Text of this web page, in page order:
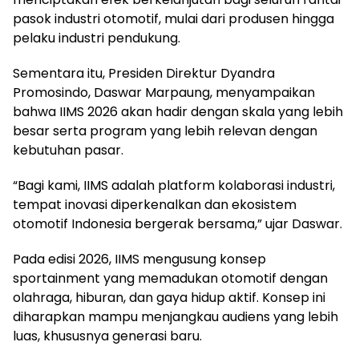
pasok industri otomotif, mulai dari produsen hingga
pelaku industri pendukung.
Sementara itu, Presiden Direktur Dyandra
Promosindo, Daswar Marpaung, menyampaikan
bahwa IIMS 2026 akan hadir dengan skala yang lebih
besar serta program yang lebih relevan dengan
kebutuhan pasar.
“Bagi kami, IIMS adalah platform kolaborasi industri,
tempat inovasi diperkenalkan dan ekosistem
otomotif Indonesia bergerak bersama,” ujar Daswar.
Pada edisi 2026, IIMS mengusung konsep
sportainment yang memadukan otomotif dengan
olahraga, hiburan, dan gaya hidup aktif. Konsep ini
diharapkan mampu menjangkau audiens yang lebih
luas, khususnya generasi baru.